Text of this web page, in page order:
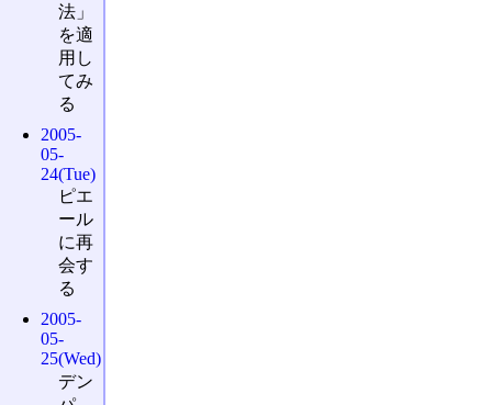
法」
を適
用し
てみ
る
2005-
05-
24(Tue)
ピエ
ール
に再
会す
る
2005-
05-
25(Wed)
デン